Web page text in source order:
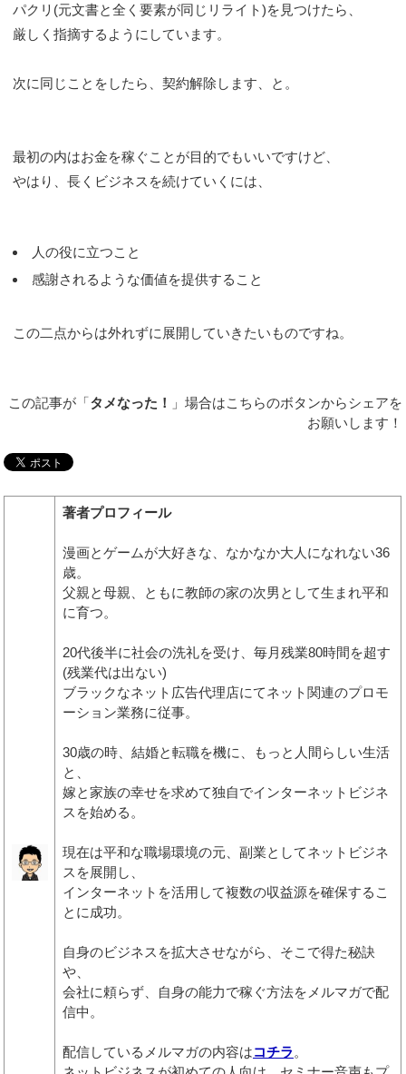
パクリ(元文書と全く要素が同じリライト)を見つけたら、
厳しく指摘するようにしています。
次に同じことをしたら、契約解除します、と。
最初の内はお金を稼ぐことが目的でもいいですけど、
やはり、長くビジネスを続けていくには、
人の役に立つこと
感謝されるような価値を提供すること
この二点からは外れずに展開していきたいものですね。
この記事が「タメなった！
」場合はこちらのボタンからシェアを
お願いします！
著者プロフィール
漫画とゲームが大好きな、なかなか大人になれない36
歳。
父親と母親、ともに教師の家の次男として生まれ平和
に育つ。
20代後半に社会の洗礼を受け、毎月残業80時間を超す
(残業代は出ない)
ブラックなネット広告代理店にてネット関連のプロモ
ーション業務に従事。
30歳の時、結婚と転職を機に、もっと人間らしい生活
と、
嫁と家族の幸せを求めて独自でインターネットビジネ
スを始める。
現在は平和な職場環境の元、副業としてネットビジネ
スを展開し、
インターネットを活用して複数の収益源を確保するこ
とに成功。
自身のビジネスを拡大させながら、そこで得た秘訣
や、
会社に頼らず、自身の能力で稼ぐ方法をメルマガで配
信中。
配信しているメルマガの内容はコチラ。